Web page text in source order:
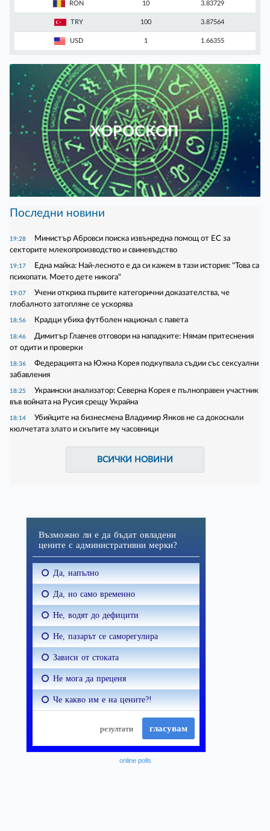
RON 10 3.83729
TRY 100 3.87564
USD 1 1.66355
ХОРОСКОП
Последни новини
19:28
Министър Абровси поиска извънредна помощ от ЕС за
секторите млекопроизводство и свиневъдство
19:17
Една майка: Най-лесното е да си кажем в тази история: "Това са
психопати. Моето дете никога"
19:07
Учени откриха първите категорични доказателства, че
глобалното затопляне се ускорява
18:56 Крадци убиха футболен национал с павета
18:46
Димитър Главчев отговори на нападките: Нямам притеснения
от одити и проверки
18:36
Федерацията на Южна Корея подкупвала съдии със сексуални
забавления
18:25
Украински анализатор: Северна Корея е пълноправен участник
във войната на Русия срещу Украйна
18:14
Убийците на бизнесмена Владимир Янков не са докоснали
кюлчетата злато и скъпите му часовници
ВСИЧКИ НОВИНИ
online polls